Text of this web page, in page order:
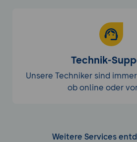
Technik-
Unsere Techniker sind
ob online oder
Weitere Services